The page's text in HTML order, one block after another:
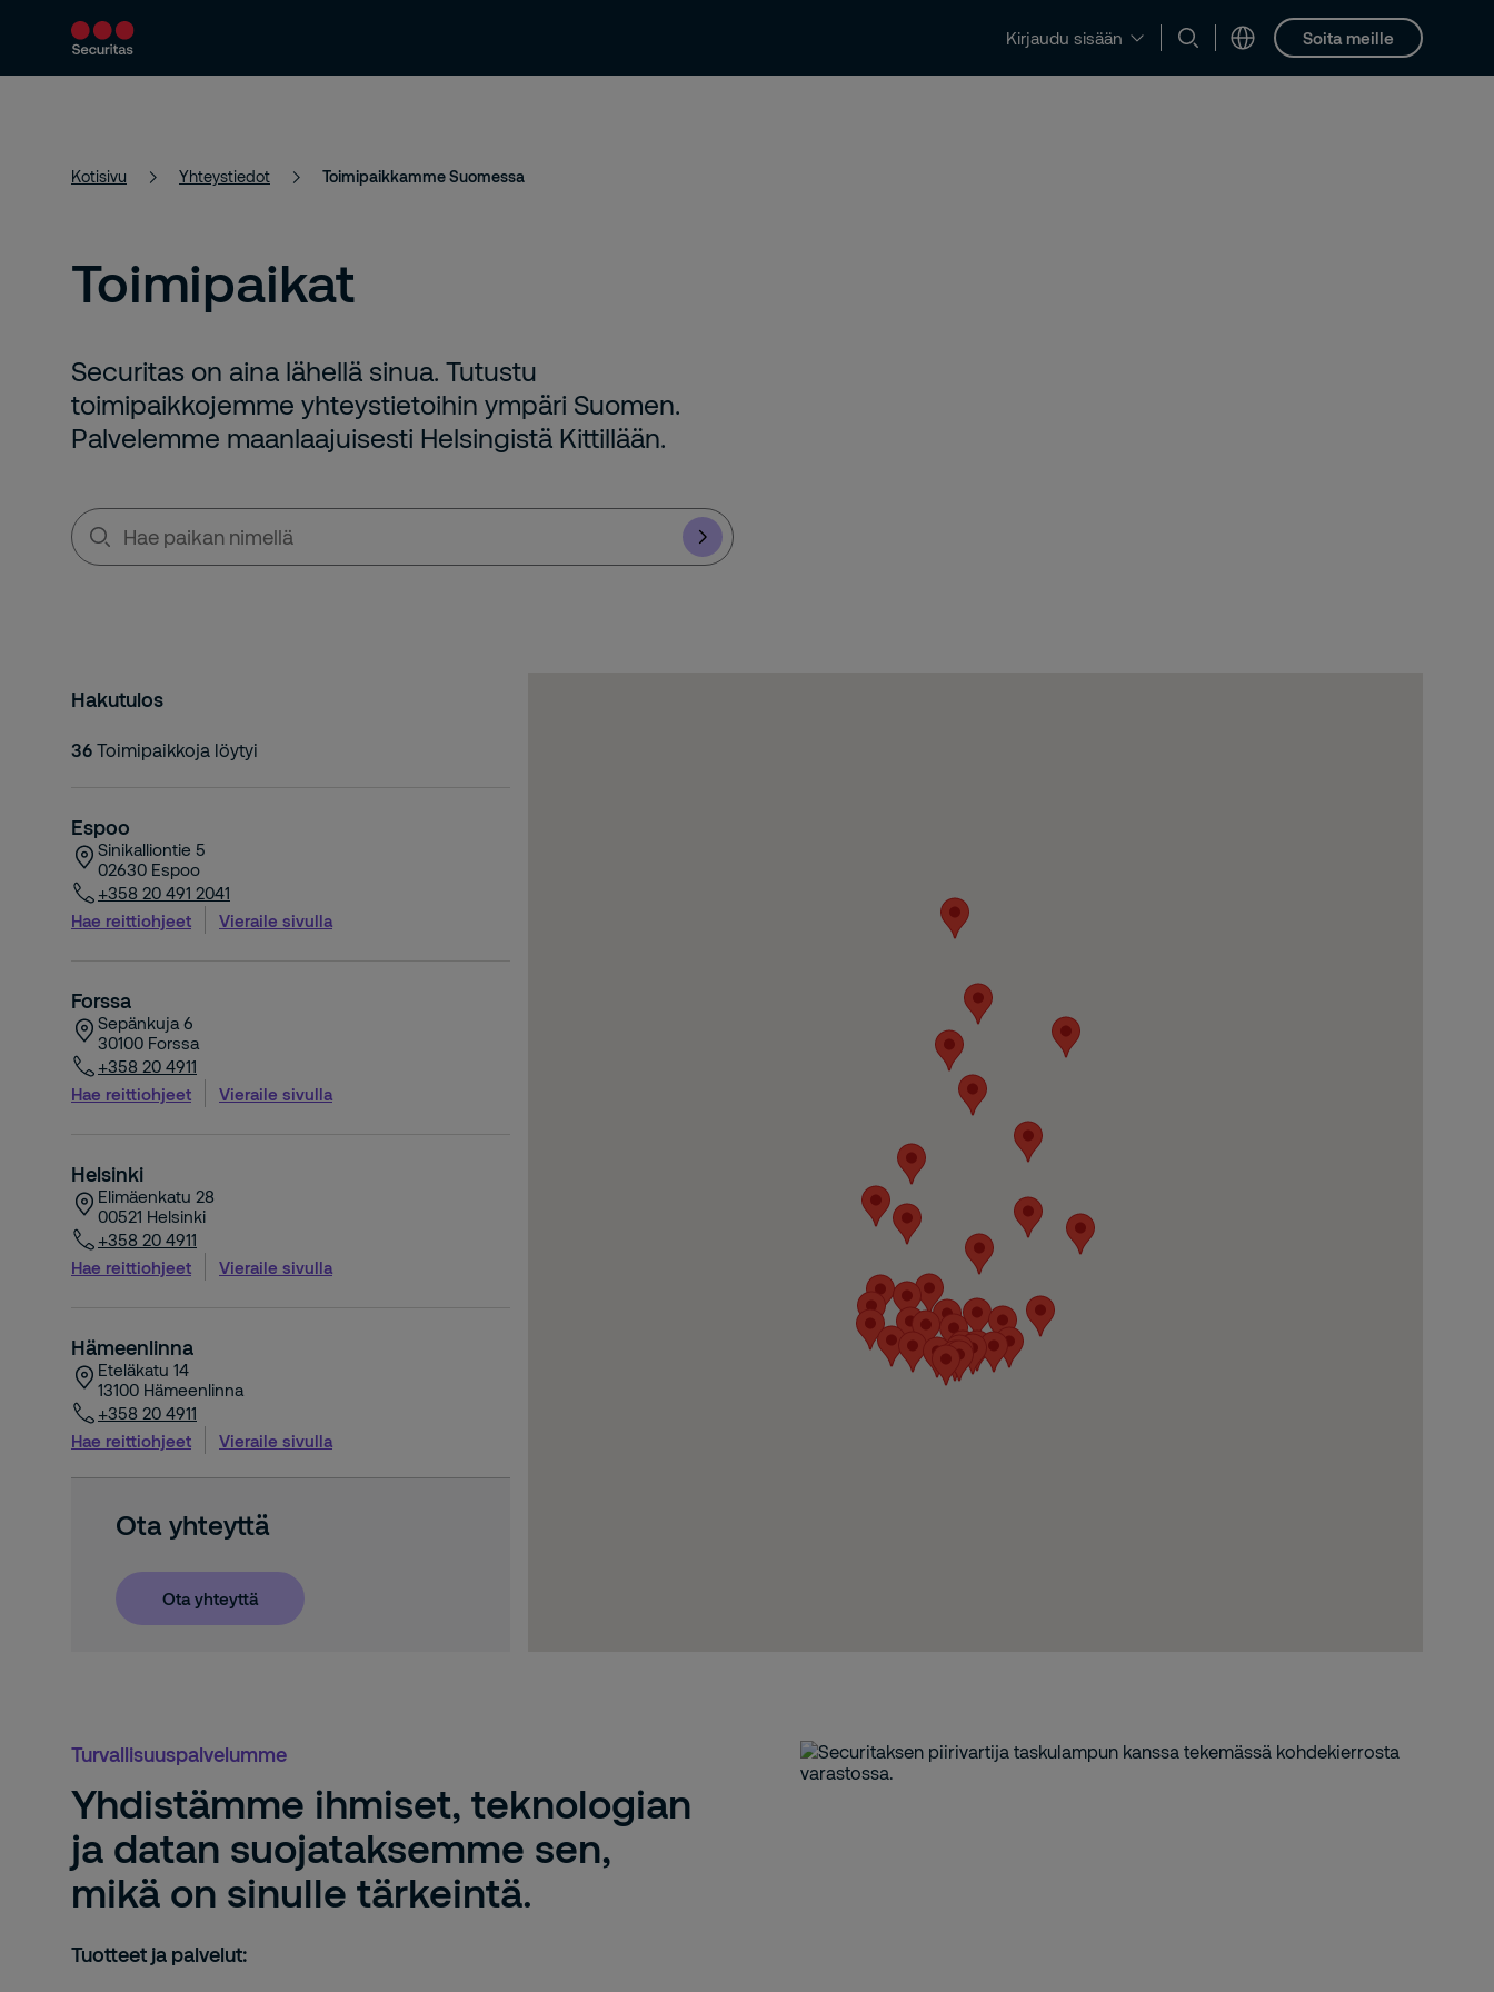
Kirjaudu sisään Soita meille
Turvallisuuspalvelut Ratkaisumme Uutiset ja julkaisut Yhteystiedot Urasivu
Kotisivu Yhteystiedot Toimipaikkamme Suomessa
Toimipaikat
Securitas on aina lähellä sinua. Tutustu
toimipaikkojemme yhteystietoihin ympäri Suomen.
Palvelemme maanlaajuisesti Helsingistä Kittillään.
Hae
paikan
nimellä
Hakutulos
36 Toimipaikkoja löytyi
Espoo
Sinikalliontie 5
02630 Espoo
+358 20 491 2041
Hae reittiohjeet
Vieraile sivulla
Forssa
Sepänkuja 6
30100 Forssa
+358 20 4911
Hae reittiohjeet
Vieraile sivulla
Helsinki
Elimäenkatu 28
00521 Helsinki
+358 20 4911
Hae reittiohjeet
Vieraile sivulla
Hämeenlinna
Eteläkatu 14
13100 Hämeenlinna
+358 20 4911
Hae reittiohjeet
Vieraile sivulla
Hästholmen
Atomitie 700
+358 20 4911
Hae reittiohjeet
Vieraile sivulla
+358 20 4911
Hae reittiohjeet
Vieraile sivulla
Jyväskylä
Ohjelmakaari 10
40500 Jyväskylä
Hae reittiohjeet
Vieraile sivulla
Ota yhteyttä
Ota yhteyttä
Turvallisuuspalvelumme
Yhdistämme ihmiset, teknologian
ja datan suojataksemme sen,
mikä on sinulle tärkeintä.
Tuotteet ja palvelut: